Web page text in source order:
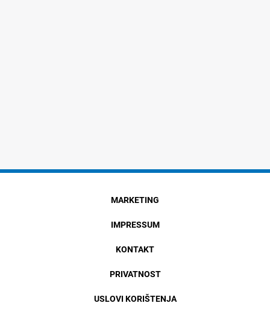
MARKETING
IMPRESSUM
KONTAKT
PRIVATNOST
USLOVI KORIŠTENJA